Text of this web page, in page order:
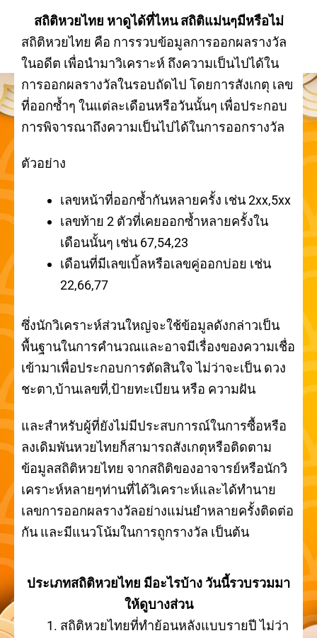
สถิติหวยไทย หาดูได้ที่ไหน สถิติแม่นๆมีหรือไม่
สถิติหวยไทย คือ การรวบข้อมูลการออกผลรางวัล
ในอดีต เพื่อนำมาวิเคราะห์ ถึงความเป็นไปได้ใน
การออกผลรางวัลในรอบถัดไป โดยการสังเกตุ เลข
ที่ออกซ้ำๆ ในแต่ละเดือนหรือวันนั้นๆ เพื่อประกอบ
การพิจารณาถึงความเป็นไปได้ในการออกรางวัล
ตัวอย่าง
เลขหน้าที่ออกซ้ำกันหลายครั้ง เช่น 2xx,5xx
เลขท้าย 2 ตัวที่เคยออกซ้ำหลายครั้งใน
เดือนนั้นๆ เช่น 67,54,23
เดือนที่มีเลขเบิ้ลหรือเลขคู่ออกบ่อย เช่น
22,66,77
ซึ่งนักวิเคราะห์ส่วนใหญ่จะใช้ข้อมูลดังกล่าวเป็น
พื้นฐานในการคำนวณและอาจมีเรื่องของความเชื่อ
เข้ามาเพื่อประกอบการตัดสินใจ ไม่ว่าจะเป็น ดวง
ชะตา,บ้านเลขที่,ป้ายทะเบียน หรือ ความฝัน
และสำหรับผู้ที่ยังไม่มีประสบการณ์ในการซื้อหรือ
ลงเดิมพันหวยไทยก็สามารถสังเกตุหรือติดตาม
ข้อมูลสถิติหวยไทย จากสถิติของอาจารย์หรือนักวิ
เคราะห์หลายๆท่านที่ได้วิเคราะห์และได้ทำนาย
เลขการออกผลรางวัลอย่างแม่นยำหลายครั้งติดต่อ
กัน และมีแนวโน้มในการถูกรางวัล เป็นต้น
ประเภทสถิติหวยไทย มีอะไรบ้าง วันนี้รวบรวมมา
ให้ดูบางส่วน
สถิติหวยไทยที่ทำย้อนหลังแบบรายปี ไม่ว่า